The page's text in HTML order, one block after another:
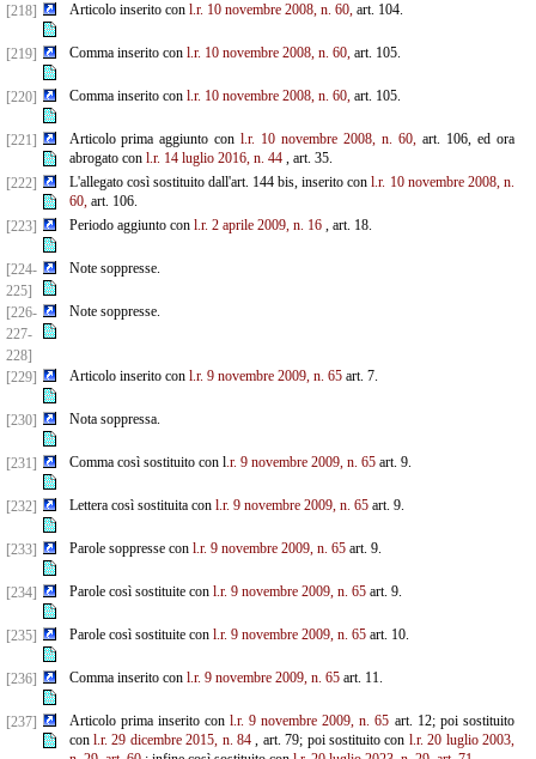
[218] Articolo inserito con l.r. 10 novembre 2008, n. 60,art. 104.
[219] Comma inserito con l.r. 10 novembre 2008, n. 60,art. 105.
[220] Comma inserito con l.r. 10 novembre 2008, n. 60,art. 105.
[221] Articolo prima aggiunto conl.r. 10 novembre 2008, n. 60, art. 106, ed ora
abrogato con l.r. 14 luglio 2016, n. 44, art. 35.
[222]
L'allegato così sostituito dall'art. 144 bis, inserito conl.r. 10 novembre 2008, n.
60,art. 106.
[223]
Periodo aggiunto con l.r. 2 aprile 2009, n. 16, art. 18.
[224-
225]
Note soppresse.
[226-
227-
228]
Note soppresse.
[229] Articolo inserito con l.r. 9 novembre 2009, n. 65art. 7.
[230] Nota soppressa.
[231] Comma così sostituito con l.r. 9 novembre 2009, n. 65art. 9.
[232] Lettera così sostituita con l.r. 9 novembre 2009, n. 65art. 9.
[233] Parole soppresse con l.r. 9 novembre 2009, n. 65art. 9.
[234] Parole così sostituite con l.r. 9 novembre 2009, n. 65art. 9.
[235] Parole così sostituite con l.r. 9 novembre 2009, n. 65art. 10.
[236] Comma inserito con l.r. 9 novembre 2009, n. 65art. 11.
[237] Articolo prima inserito con l.r. 9 novembre 2009, n. 65 art. 12; poi sostituito
con l.r. 29 dicembre 2015, n. 84, art. 79; poi sostituito con l.r. 20 luglio 2003,